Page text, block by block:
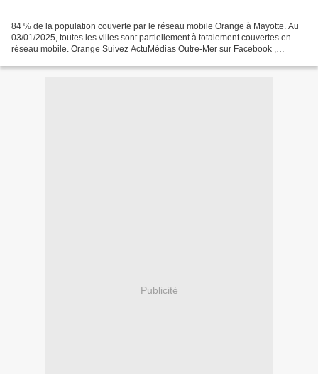
84 % de la population couverte par le réseau mobile Orange à Mayotte. Au
03/01/2025, toutes les villes sont partiellement à totalement couvertes en
réseau mobile. Orange Suivez ActuMédias Outre-Mer sur Facebook ,
Publicité